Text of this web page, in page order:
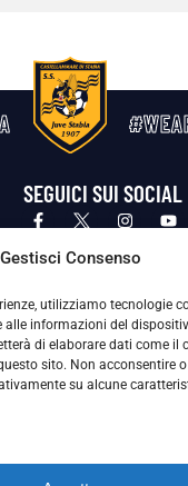
Gestisci Consenso
utilizziamo tecnologie
alle informazioni del
di elaborare dati come il
sito. Non acconsentire o
su alcune
SEGUICI SUI SOCIAL
Policy Cookie Policy
Protezione dei Dati Personali (DPO), figura
nostra Società per tutelare i Suoi dati personali.
Per contattare il DPO può scrivere a